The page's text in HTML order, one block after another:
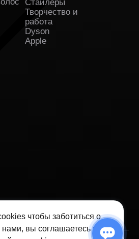
чтобы заботиться о
нами, вы соглашаетесь на
Стайлеры
Творчество и
работа
Dyson
Apple